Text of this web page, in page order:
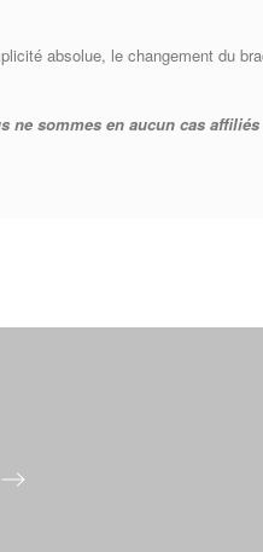
absolue, le changement du
ne sommes en aucun cas